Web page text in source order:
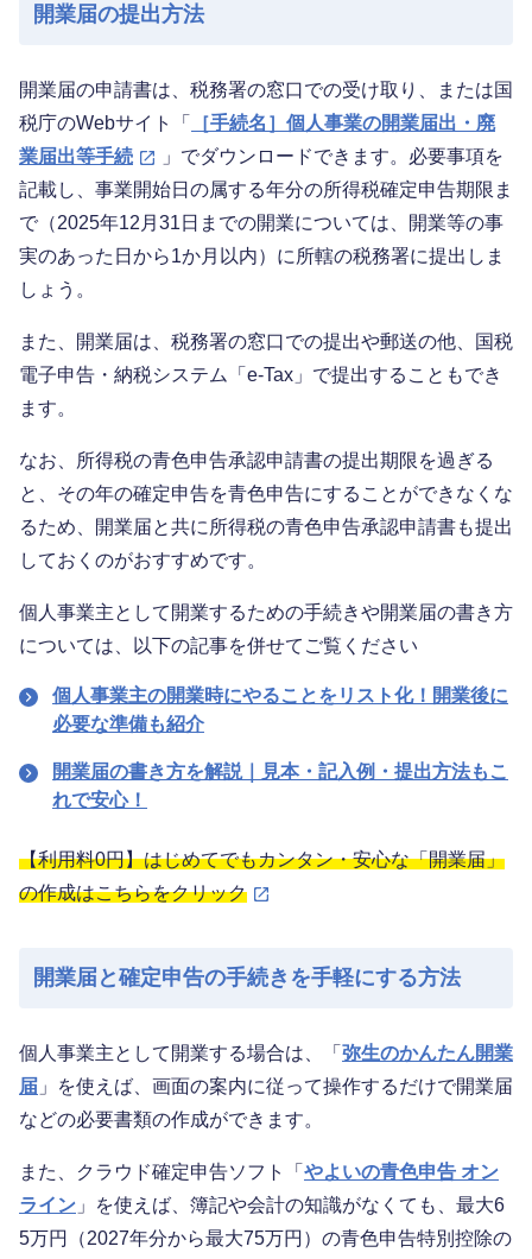
開業届の提出方法
開業届の申請書は、税務署の窓口での受け取り、または国
税庁のWebサイト「
［手続名］個人事業の開業届出・廃
業届出等手続
」でダウンロードできます。必要事項を
記載し、事業開始日の属する年分の所得税確定申告期限ま
で（2025年12月31日までの開業については、開業等の事
実のあった日から1か月以内）に所轄の税務署に提出しま
しょう。
また、開業届は、税務署の窓口での提出や郵送の他、国税
電子申告・納税システム「e-Tax」で提出することもでき
ます。
なお、所得税の青色申告承認申請書の提出期限を過ぎる
と、その年の確定申告を青色申告にすることができなくな
るため、開業届と共に所得税の青色申告承認申請書も提出
しておくのがおすすめです。
個人事業主として開業するための手続きや開業届の書き方
については、以下の記事を併せてご覧ください
個人事業主の開業時にやることをリスト化！開業後に
必要な準備も紹介
開業届の書き方を解説｜見本・記入例・提出方法もこ
れで安心！
【利用料0円】はじめてでもカンタン・安心な「開業届」
の作成はこちらをクリック
開業届と確定申告の手続きを手軽にする方法
個人事業主として開業する場合は、「 弥生のかんたん開業
届 」を使えば、画面の案内に従って操作するだけで開業届
などの必要書類の作成ができます。
また、クラウド確定申告ソフト「 やよいの青色申告 オン
ライン 」を使えば、簿記や会計の知識がなくても、最大6
5万円（2027年分から最大75万円）の青色申告特別控除の